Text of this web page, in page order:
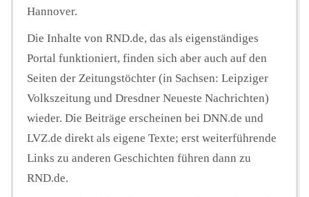
Seminare
Unterstützen
Hannover.
Die Inhalte von RND.de, das als eigenständiges
Portal funktioniert, finden sich aber auch auf den
Seiten der Zeitungstöchter (in Sachsen: Leipziger
Volkszeitung und Dresdner Neueste Nachrichten)
wieder. Die Beiträge erscheinen bei DNN.de und
LVZ.de direkt als eigene Texte; erst weiterführende
Links zu anderen Geschichten führen dann zu
RND.de.